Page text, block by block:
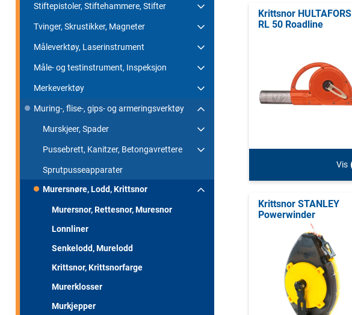
Stiftepistoler, Stiftehammere, Stifter
Tvinger, Skrustikker, Magneter
Måleverktøy, Laserinstrument
Måle- og testinstrument, Inspeksjon
Merkeverktøy
Muring-, flise-, gips- og armeringsverktøy
Murskjeer, Spader
Pussebrett, Kanitzer, Betongavrettere
Sprutpusseapparater
Murersnøre, Lodd, Krittsnor
Murersnor, Rettesnor, Muresnor
Lonnliner
Senkelodd, Murelodd
Krittsnor, Krittsnorfarge
Murerklosser
Murkjepper
Krittsnor HULTAFORS
RL 50 Roadline
Vis
Krittsnor STANLEY
Powerwinder